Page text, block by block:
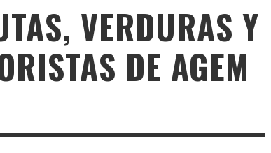
VERDURAS Y
DE AGEM